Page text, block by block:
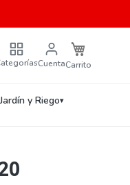
Carrito de
Cuenta
Jardín y Riego